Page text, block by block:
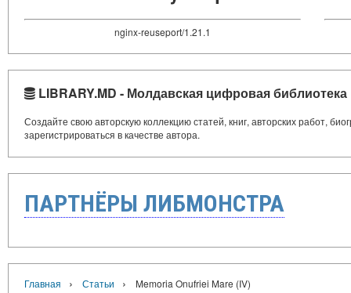
nginx-reuseport/1.21.1
LIBRARY.MD - Молдавская цифровая библиотека
Создайте свою авторскую коллекцию статей, книг, авторских работ,
зарегистрироваться в качестве автора.
ПАРТНЁРЫ ЛИБМОНСТРА
Главная › Статьи › Memoria Onufriei Mare (IV)